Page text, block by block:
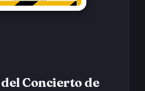
Concierto de